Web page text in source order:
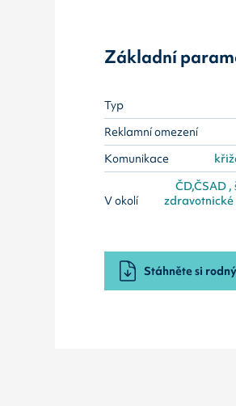
Základní
Typ
Reklamní omezení
Komunikace
V okolí
ČD,ČSAD
zdravotnické
Stáhněte si